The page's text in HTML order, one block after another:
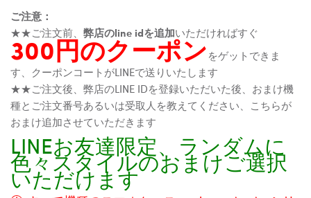
ご注意：
★★ご注文前、 弊店のline idを追加いただければすぐ
300円のクーポンをゲットできま
す、クーポンコートがLINEで送りいたします
★★ご注文後、弊店のLINE IDを登録いただいた後、おまけ機
種とご注文番号あるいは受取人を教えてください、こちらが
おまけ追加させていただきます
LINEお友達限定、ランダムに
色々スタイルのおまけご選択
いただけます